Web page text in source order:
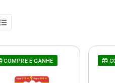
COMPRE E GANHE